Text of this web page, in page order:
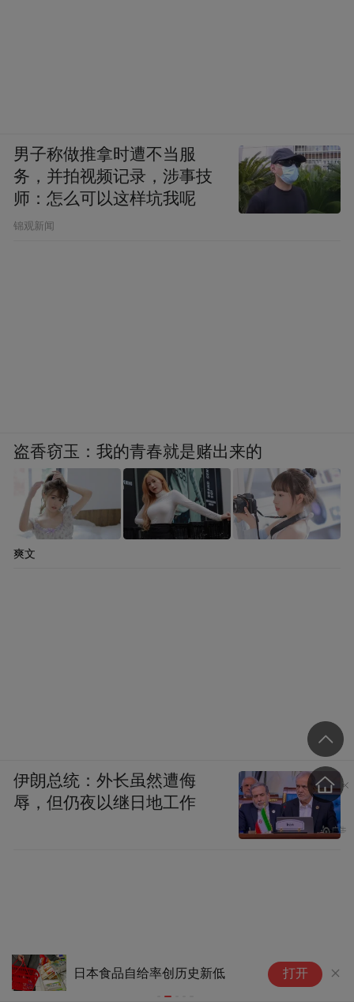
日本食品自给率创历史新低 打开
男子称做推拿时遭不当服
务，并拍视频记录，涉事技
师：怎么可以这样坑我呢
锦观新闻
盗香窃玉：我的青春就是赌出来的
爽文
伊朗总统：外长虽然遭侮
辱，但仍夜以继日地工作